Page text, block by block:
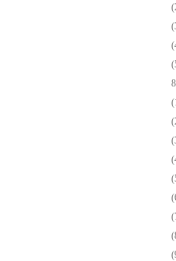
(2)
(3)
(4)
(5)
8、
(1)
(2)
(3)
(4)
(5)
(6)
(7)
(8)
(9)